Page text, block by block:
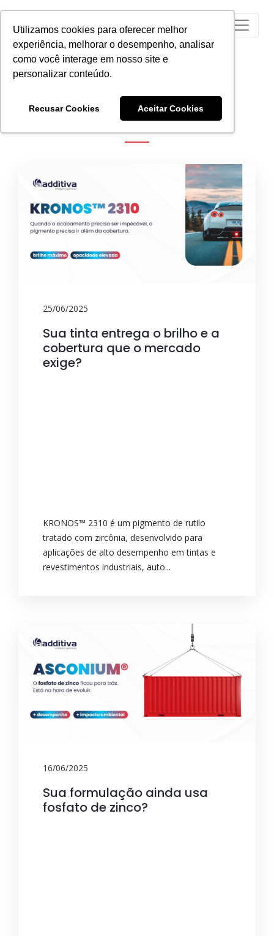
Utilizamos cookies para oferecer melhor
experiência, melhorar o desempenho, analisar
como você interage em nosso site e
personalizar conteúdo.
Recusar Cookies Aceitar Cookies
NOTÍCIAS
25/06/2025
Sua tinta entrega o brilho e a
cobertura que o mercado
exige?
KRONOS™ 2310 é um pigmento de rutilo
tratado com zircônia, desenvolvido para
aplicações de alto desempenho em tintas e
revestimentos industriais, auto...
16/06/2025
Sua formulação ainda usa
fosfato de zinco?